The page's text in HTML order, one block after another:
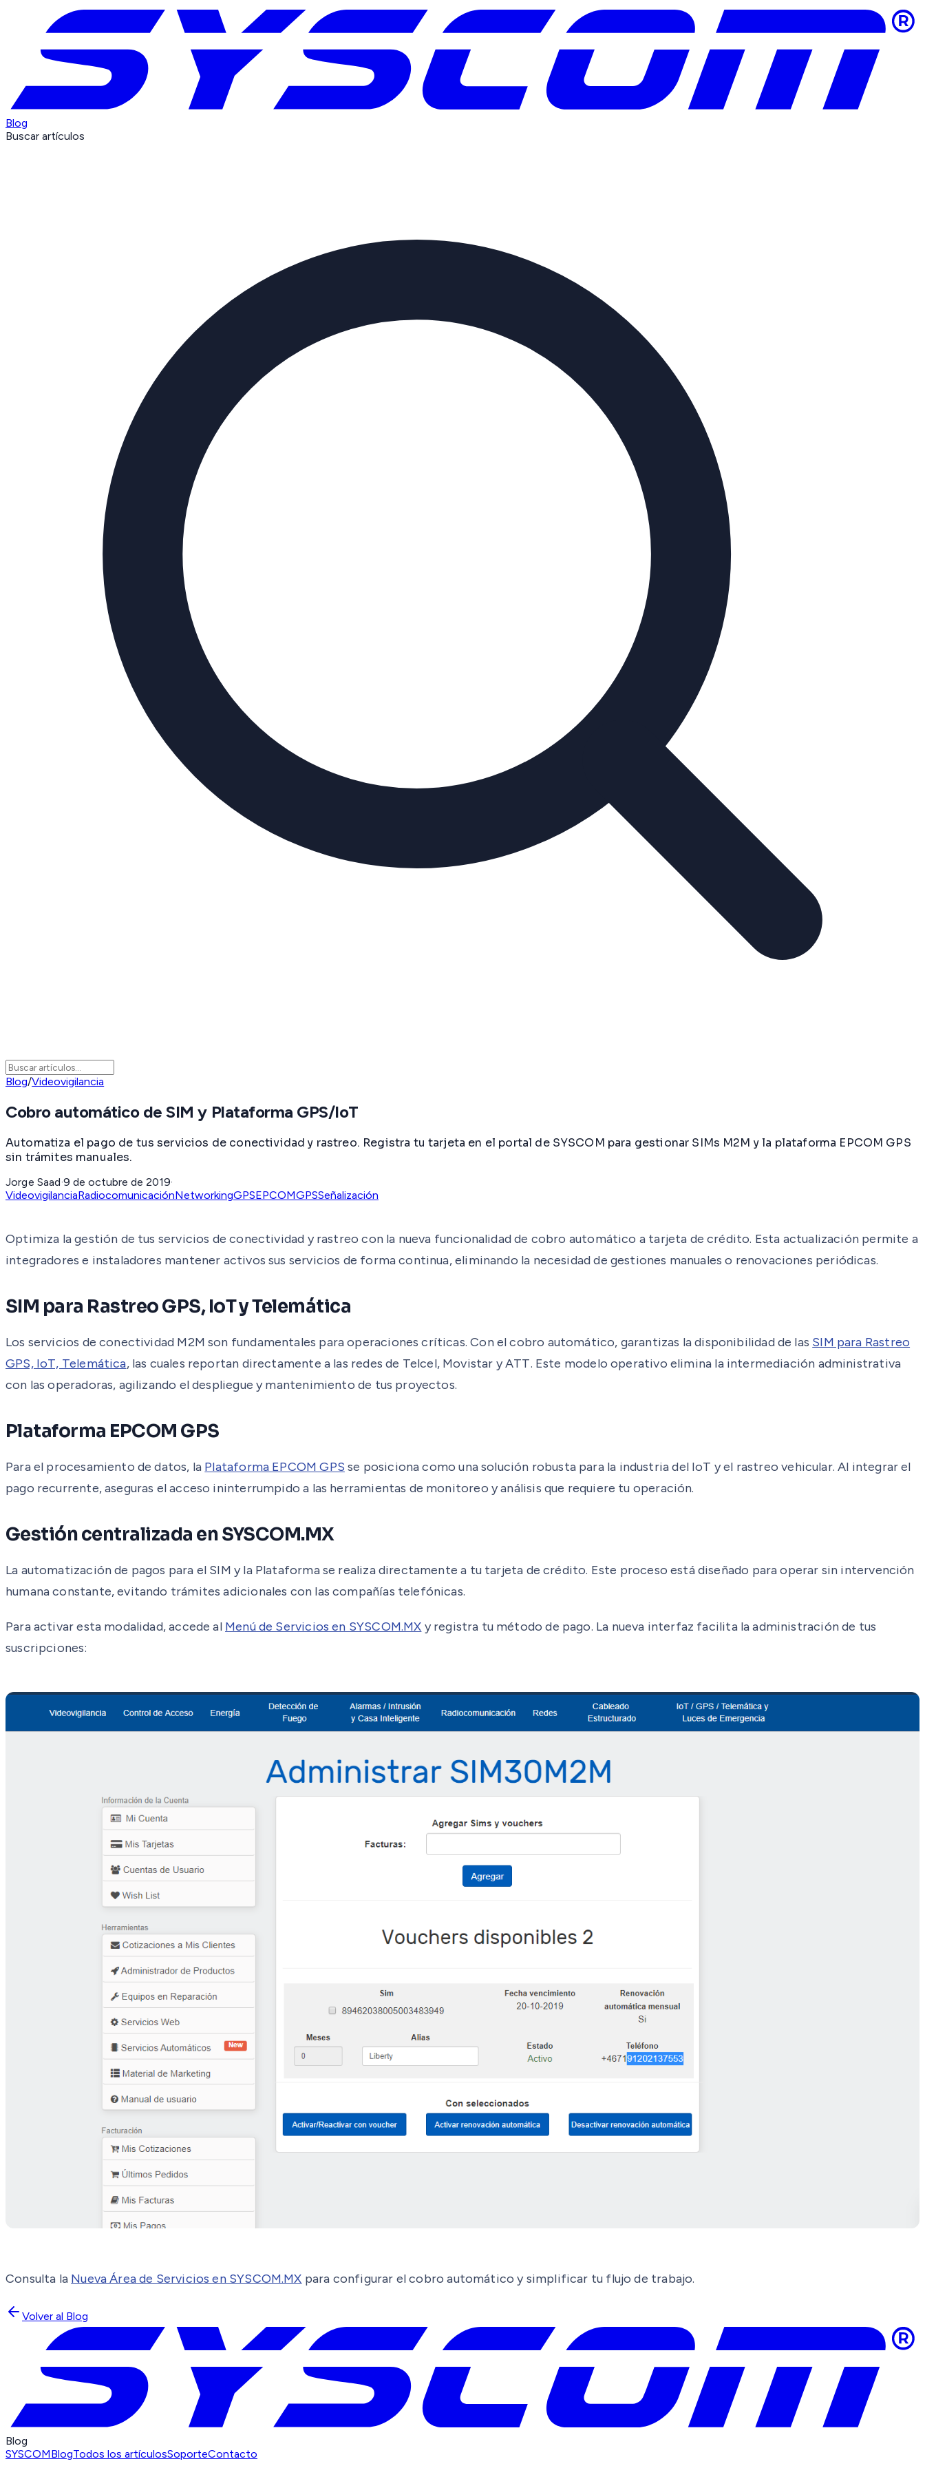
Blog
Buscar artículos
Blog/Videovigilancia
Cobro automático de SIM y Plataforma GPS/IoT
Automatiza el pago de tus servicios de conectividad y rastreo. Registra tu tarjeta en el portal de SYSCOM para gestionar SIMs M2M y la plataforma EPCOM GPS
sin trámites manuales.
Jorge Saad·9 de octubre de 2019·
VideovigilanciaRadiocomunicaciónNetworkingGPSEPCOMGPSSeñalización
Optimiza la gestión de tus servicios de conectividad y rastreo con la nueva funcionalidad de cobro automático a tarjeta de crédito. Esta actualización permite a
integradores e instaladores mantener activos sus servicios de forma continua, eliminando la necesidad de gestiones manuales o renovaciones periódicas.
SIM para Rastreo GPS, IoT y Telemática
Los servicios de conectividad M2M son fundamentales para operaciones críticas. Con el cobro automático, garantizas la disponibilidad de las SIM para Rastreo
GPS, IoT, Telemática, las cuales reportan directamente a las redes de Telcel, Movistar y ATT. Este modelo operativo elimina la intermediación administrativa
con las operadoras, agilizando el despliegue y mantenimiento de tus proyectos.
Plataforma EPCOM GPS
Para el procesamiento de datos, la Plataforma EPCOM GPS se posiciona como una solución robusta para la industria del IoT y el rastreo vehicular. Al integrar el
pago recurrente, aseguras el acceso ininterrumpido a las herramientas de monitoreo y análisis que requiere tu operación.
Gestión centralizada en SYSCOM.MX
La automatización de pagos para el SIM y la Plataforma se realiza directamente a tu tarjeta de crédito. Este proceso está diseñado para operar sin intervención
humana constante, evitando trámites adicionales con las compañías telefónicas.
Para activar esta modalidad, accede al Menú de Servicios en SYSCOM.MX y registra tu método de pago. La nueva interfaz facilita la administración de tus
suscripciones:
Consulta la Nueva Área de Servicios en SYSCOM.MX para configurar el cobro automático y simplificar tu flujo de trabajo.
Volver al Blog
Blog
SYSCOMBlogTodos los artículosSoporteContacto